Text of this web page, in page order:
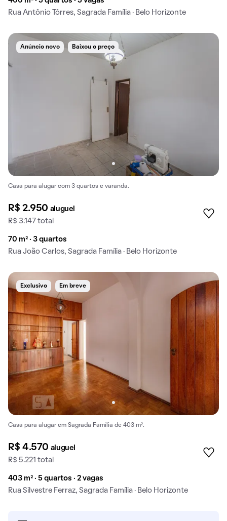
Rua Antônio Tôrres, Sagrada Família · Belo Horizonte
Anúncio novo Baixou o preço
Casa para alugar com 3 quartos e varanda.
R$ 2.950 aluguel
R$ 3.147 total
70 m² · 3 quartos
Rua João Carlos, Sagrada Família · Belo Horizonte
Exclusivo Em breve
Casa para alugar em Sagrada Família de 403 m².
R$ 4.570 aluguel
R$ 5.221 total
403 m² · 5 quartos · 2 vagas
Rua Silvestre Ferraz, Sagrada Família · Belo Horizonte